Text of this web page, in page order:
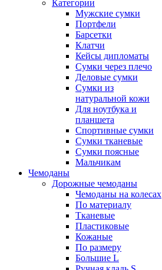
Категории
Мужские сумки
Портфели
Барсетки
Клатчи
Кейсы дипломаты
Сумки через плечо
Деловые сумки
Сумки из
натуральной кожи
Для ноутбука и
планшета
Спортивные сумки
Сумки тканевые
Сумки поясные
Мальчикам
Чемоданы
Дорожные чемоданы
Чемоданы на колесах
По материалу
Тканевые
Пластиковые
Кожаные
По размеру
Большие L